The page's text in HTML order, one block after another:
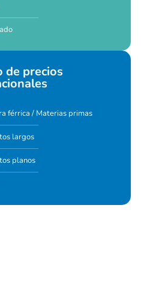
de precios
férrica / Materias primas
largos
planos